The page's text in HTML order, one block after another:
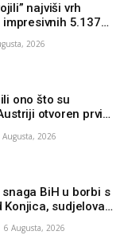
najviši vrh
5.137
2026
ono što su
otvoren prvi
Augusta, 2026
BiH u borbi s
Konjica, sudjelovao
6 Augusta, 2026